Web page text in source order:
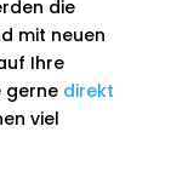
die
mit neuen
Ihre
gerne direkt
viel